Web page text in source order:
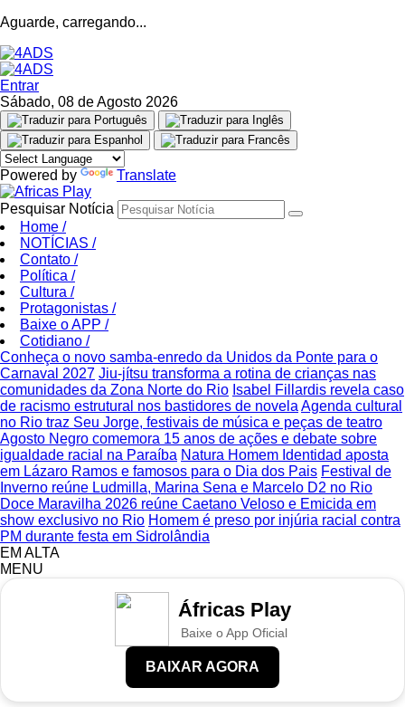
Aguarde, carregando...
Entrar
Sábado, 08 de Agosto 2026
Powered by Translate
Pesquisar Notícia
Home /
NOTÍCIAS /
Contato /
Política /
Cultura /
Protagonistas /
Baixe o APP /
Cotidiano /
Conheça o novo samba-enredo da Unidos da Ponte para o
Carnaval 2027 Jiu-jítsu transforma a rotina de crianças nas
comunidades da Zona Norte do Rio Isabel Fillardis revela caso
de racismo estrutural nos bastidores de novela Agenda cultural
no Rio traz Seu Jorge, festivais de música e peças de teatro
Agosto Negro comemora 15 anos de ações e debate sobre
igualdade racial na Paraíba Natura Homem Identidad aposta
em Lázaro Ramos e famosos para o Dia dos Pais Festival de
Inverno reúne Ludmilla, Marina Sena e Marcelo D2 no Rio
Doce Maravilha 2026 reúne Caetano Veloso e Emicida em
show exclusivo no Rio Homem é preso por injúria racial contra
PM durante festa em Sidrolândia
EM ALTA
MENU
Áfricas Play
Baixe o App Oficial
BAIXAR AGORA